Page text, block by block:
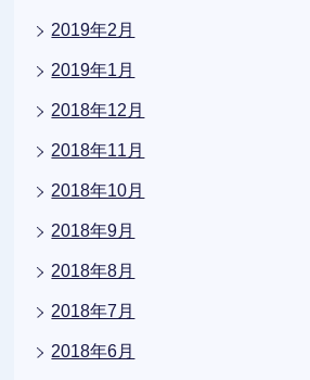
2019年2月
2019年1月
2018年12月
2018年11月
2018年10月
2018年9月
2018年8月
2018年7月
2018年6月